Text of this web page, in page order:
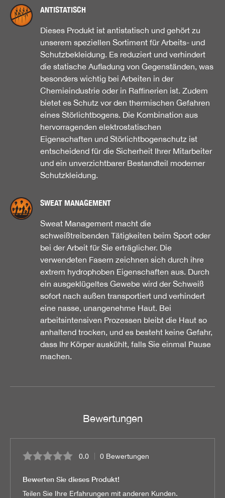
ANTISTATISCH
Dieses Produkt ist antistatisch und gehört zu
unserem speziellen Sortiment für Arbeits- und
Schutzbekleidung. Es reduziert und verhindert
die statische Aufladung von Gegenständen, was
besonders wichtig bei Arbeiten in der
Chemieindustrie oder in Raffinerien ist. Zudem
bietet es Schutz vor den thermischen Gefahren
eines Störlichtbogens. Die Kombination aus
hervorragenden elektrostatischen
Eigenschaften und Störlichtbogenschutz ist
entscheidend für die Sicherheit Ihrer Mitarbeiter
und ein unverzichtbarer Bestandteil moderner
Schutzkleidung.
SWEAT MANAGEMENT
Sweat Management macht die
schweißtreibenden Tätigkeiten beim Sport oder
bei der Arbeit für Sie erträglicher. Die
verwendeten Fasern zeichnen sich durch ihre
extrem hydrophoben Eigenschaften aus. Durch
ein ausgeklügeltes Gewebe wird der Schweiß
sofort nach außen transportiert und verhindert
eine nasse, unangenehme Haut. Bei
arbeitsintensiven Prozessen bleibt die Haut so
anhaltend trocken, und es besteht keine Gefahr,
dass Ihr Körper auskühlt, falls Sie einmal Pause
machen.
Bewertungen
Durchschnittliche Bewertung von 0 von 5 Sternen
0.0 0 Bewertungen
Bewerten Sie dieses Produkt!
Teilen Sie Ihre Erfahrungen mit anderen Kunden.